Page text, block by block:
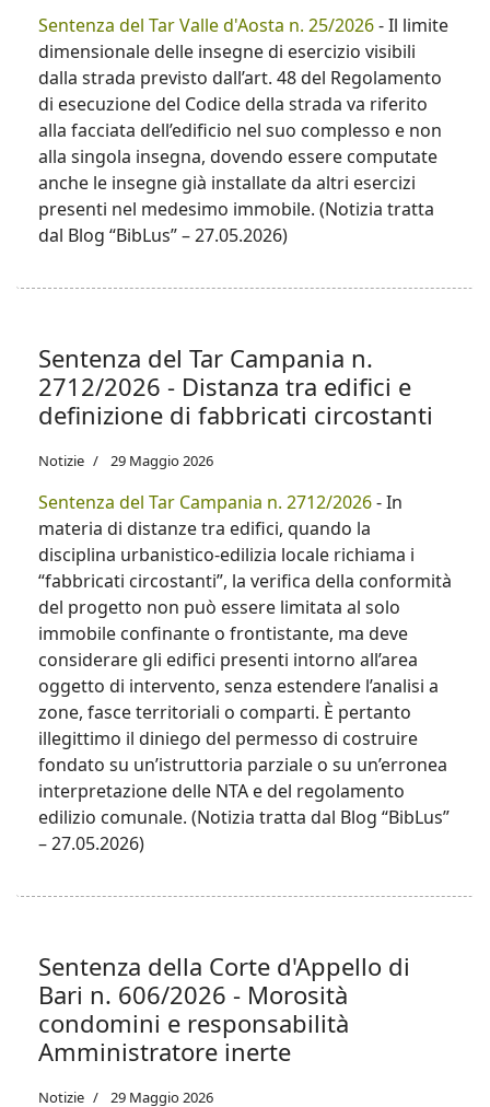
Sentenza del Tar Valle d'Aosta n. 25/2026- Il limite
dimensionale delle insegne di esercizio visibili
dalla strada previsto dall’art. 48 del Regolamento
di esecuzione del Codice della strada va riferito
alla facciata dell’edificio nel suo complesso e non
alla singola insegna, dovendo essere computate
anche le insegne già installate da altri esercizi
presenti nel medesimo immobile. (Notizia tratta
dal Blog “BibLus” – 27.05.2026)
Sentenza del Tar Campania n.
2712/2026 - Distanza tra edifici e
definizione di fabbricati circostanti
Notizie 29 Maggio 2026
Sentenza del Tar Campania n. 2712/2026- In
materia di distanze tra edifici, quando la
disciplina urbanistico-edilizia locale richiama i
“fabbricati circostanti”, la verifica della conformità
del progetto non può essere limitata al solo
immobile confinante o frontistante, ma deve
considerare gli edifici presenti intorno all’area
oggetto di intervento, senza estendere l’analisi a
zone, fasce territoriali o comparti. È pertanto
illegittimo il diniego del permesso di costruire
fondato su un’istruttoria parziale o su un’erronea
interpretazione delle NTA e del regolamento
edilizio comunale. (Notizia tratta dal Blog “BibLus”
– 27.05.2026)
Sentenza della Corte d'Appello di
Bari n. 606/2026 - Morosità
condomini e responsabilità
Amministratore inerte
Notizie 29 Maggio 2026